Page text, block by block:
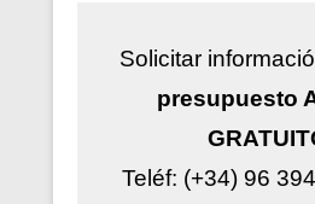
Solicitar
presupuesto
Teléf: (+34) 96